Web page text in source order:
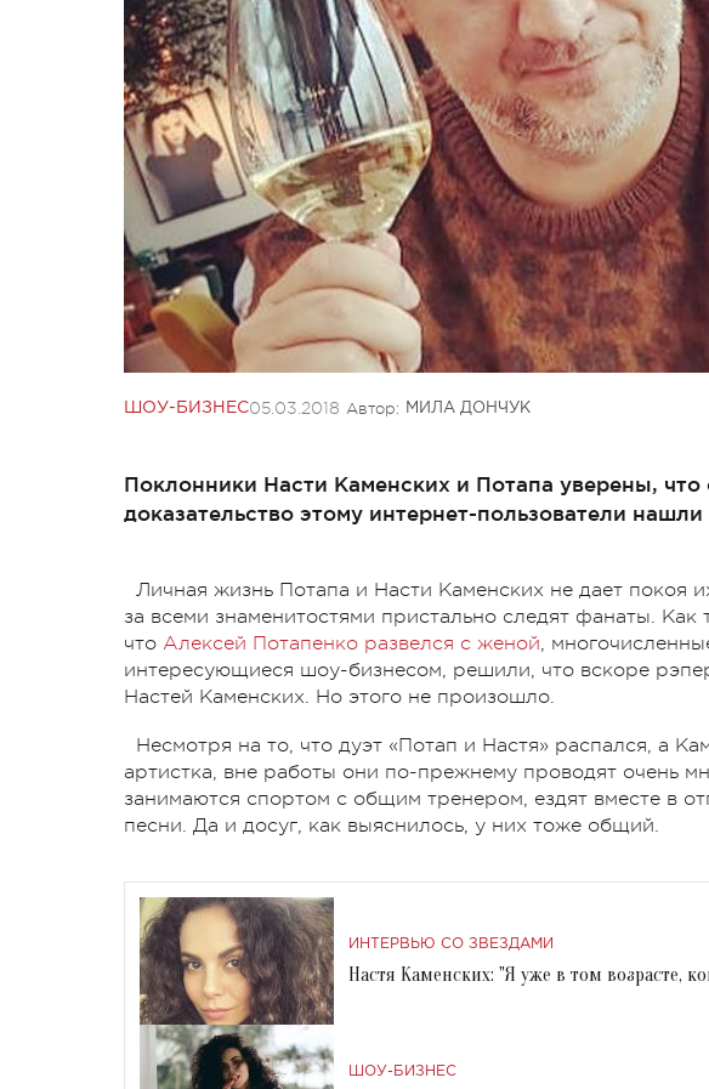
ШОУ-БИЗНЕС05.03.2018 Автор: МИЛА ДОНЧУК
Поклонники Насти Каменских и Потапа уверены,
доказательство этому интернет-пользователи нашли
Личная жизнь Потапа и Насти Каменских не дает покоя
за всеми знаменитостями пристально следят фанаты. Как
что Алексей Потапенко развелся с женой,
интересующиеся шоу-бизнесом, решили, что вскоре
Настей Каменских. Но этого не произошло.
Несмотря на то, что дуэт «Потап и Настя» распался, а
артистка, вне работы они по-прежнему проводят очень
занимаются спортом с общим тренером, ездят вместе в
песни. Да и досуг, как выяснилось, у них тоже общий.
ИНТЕРВЬЮ СО ЗВЕЗДАМИ
Настя Каменских: "Я уже в том возрасте,
ШОУ-БИЗНЕС